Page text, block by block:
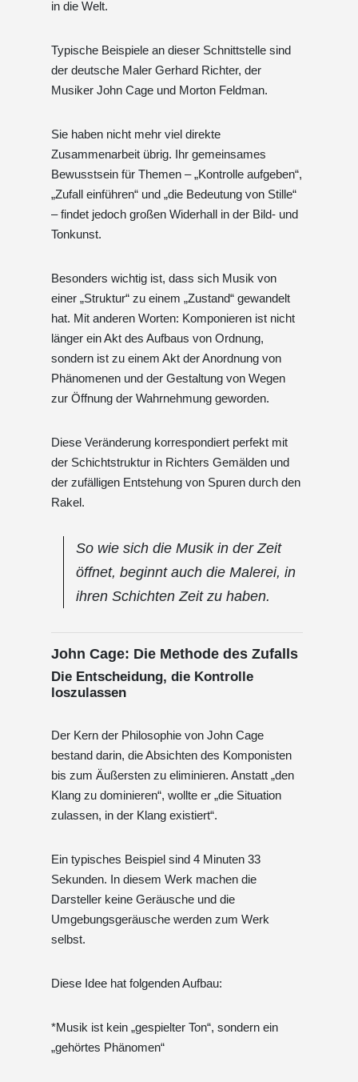
in die Welt.
Typische Beispiele an dieser Schnittstelle sind
der deutsche Maler Gerhard Richter, der
Musiker John Cage und Morton Feldman.
Sie haben nicht mehr viel direkte
Zusammenarbeit übrig. Ihr gemeinsames
Bewusstsein für Themen – „Kontrolle aufgeben“,
„Zufall einführen“ und „die Bedeutung von Stille“
– findet jedoch großen Widerhall in der Bild- und
Tonkunst.
Besonders wichtig ist, dass sich Musik von
einer „Struktur“ zu einem „Zustand“ gewandelt
hat. Mit anderen Worten: Komponieren ist nicht
länger ein Akt des Aufbaus von Ordnung,
sondern ist zu einem Akt der Anordnung von
Phänomenen und der Gestaltung von Wegen
zur Öffnung der Wahrnehmung geworden.
Diese Veränderung korrespondiert perfekt mit
der Schichtstruktur in Richters Gemälden und
der zufälligen Entstehung von Spuren durch den
Rakel.
So wie sich die Musik in der Zeit
öffnet, beginnt auch die Malerei, in
ihren Schichten Zeit zu haben.
John Cage: Die Methode des Zufalls
Die Entscheidung, die Kontrolle
loszulassen
Der Kern der Philosophie von John Cage
bestand darin, die Absichten des Komponisten
bis zum Äußersten zu eliminieren. Anstatt „den
Klang zu dominieren“, wollte er „die Situation
zulassen, in der Klang existiert“.
Ein typisches Beispiel sind 4 Minuten 33
Sekunden. In diesem Werk machen die
Darsteller keine Geräusche und die
Umgebungsgeräusche werden zum Werk
selbst.
Diese Idee hat folgenden Aufbau:
*Musik ist kein „gespielter Ton“, sondern ein
„gehörtes Phänomen“